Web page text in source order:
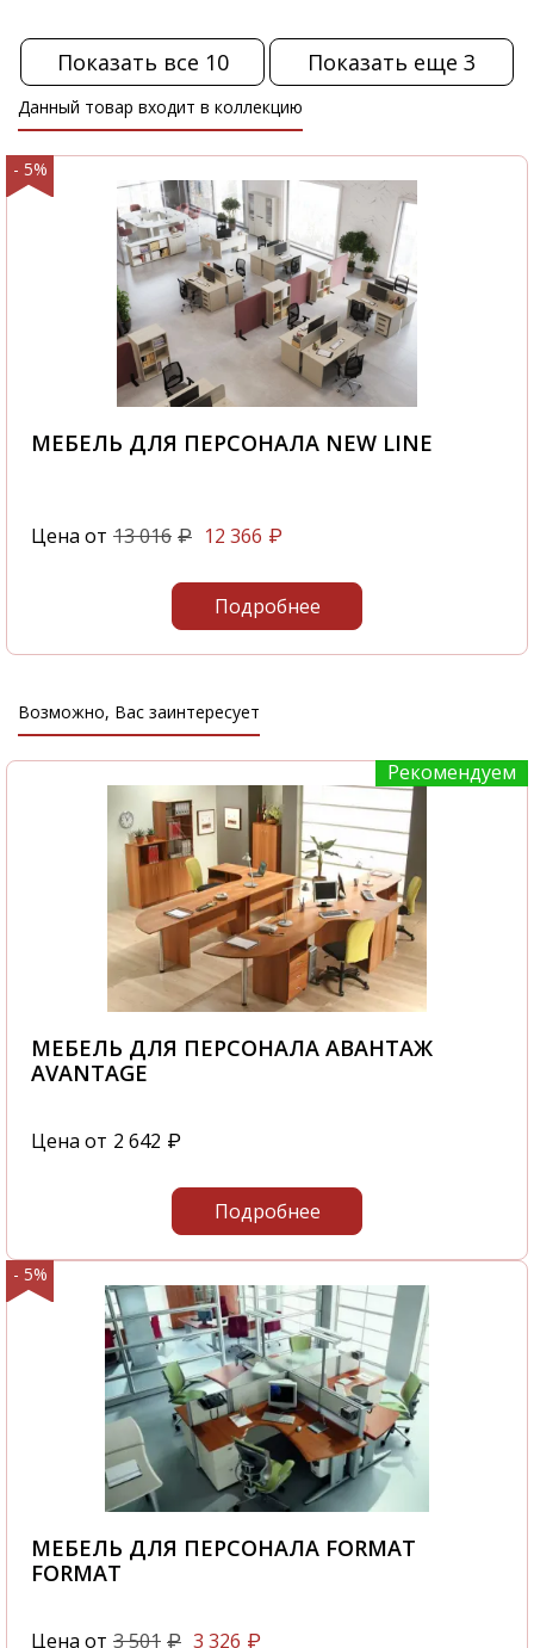
Показать все 10 Показать еще 3
Данный товар входит в коллекцию
- 5%
МЕБЕЛЬ ДЛЯ ПЕРСОНАЛА NEW LINE
Цена от 13 016 ₽ 12 366 ₽
Подробнее
Возможно, Вас заинтересует
Рекомендуем
МЕБЕЛЬ ДЛЯ ПЕРСОНАЛА АВАНТАЖ
AVANTAGE
Цена от 2 642 ₽
Подробнее
- 5%
МЕБЕЛЬ ДЛЯ ПЕРСОНАЛА FORMAT
FORMAT
Цена от 3 501 ₽ 3 326 ₽